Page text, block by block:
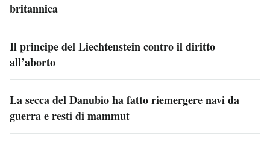
britannica
Il principe del Liechtenstein contro il diritto
all’aborto
La secca del Danubio ha fatto riemergere navi da
guerra e resti di mammut